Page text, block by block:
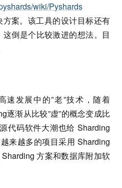
wiki/Pyshards
案。该工具的设计目标还有
倒是个比较激进的想法。目
速发展中的”老”技术，随着
逐渐从比较”虚”的概念变成比
代码软件大潮也给 Sharding
来越多的项目采用 Sharding
方案和数据库附加软